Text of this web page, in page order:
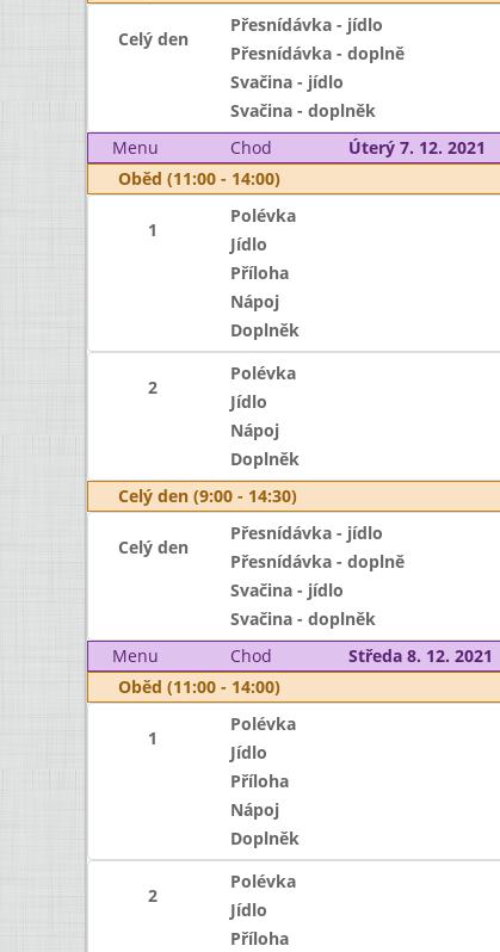
Celý den
Přesnídávka - jídlo
Přesnídávka - doplně
Svačina - jídlo
Svačina - doplněk
Menu
Chod Úterý 7. 12. 2021
Oběd (11:00 - 14:00)
1
Polévka
Jídlo
Příloha
Nápoj
Doplněk
2
Polévka
Jídlo
Nápoj
Doplněk
Celý den (9:00 - 14:30)
Celý den
Přesnídávka - jídlo
Přesnídávka - doplně
Svačina - jídlo
Svačina - doplněk
Menu
Chod Středa 8. 12. 2021
Oběd (11:00 - 14:00)
1
Polévka
Jídlo
Příloha
Nápoj
Doplněk
2
Polévka
Jídlo
Příloha